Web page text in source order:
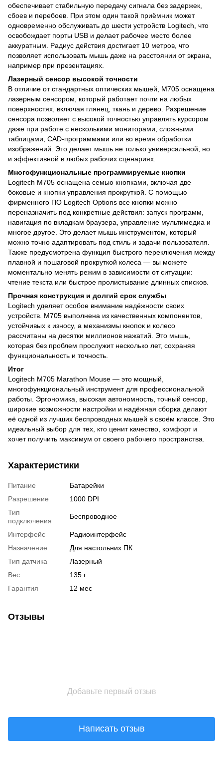
обеспечивает стабильную передачу сигнала без задержек,
сбоев и перебоев. При этом один такой приёмник может
одновременно обслуживать до шести устройств Logitech, что
освобождает порты USB и делает рабочее место более
аккуратным. Радиус действия достигает 10 метров, что
позволяет использовать мышь даже на расстоянии от экрана,
например при презентациях.
Лазерный сенсор высокой точности
В отличие от стандартных оптических мышей, M705 оснащена
лазерным сенсором, который работает почти на любых
поверхностях, включая глянец, ткань и дерево. Разрешение
сенсора позволяет с высокой точностью управлять курсором
даже при работе с несколькими мониторами, сложными
таблицами, CAD-программами или во время обработки
изображений. Это делает мышь не только универсальной, но
и эффективной в любых рабочих сценариях.
Многофункциональные программируемые кнопки
Logitech M705 оснащена семью кнопками, включая две
боковые и кнопки управления прокруткой. С помощью
фирменного ПО Logitech Options все кнопки можно
переназначить под конкретные действия: запуск программ,
навигация по вкладкам браузера, управление мультимедиа и
многое другое. Это делает мышь инструментом, который
можно точно адаптировать под стиль и задачи пользователя.
Также предусмотрена функция быстрого переключения между
плавной и пошаговой прокруткой колеса — вы можете
моментально менять режим в зависимости от ситуации:
чтение текста или быстрое пролистывание длинных списков.
Прочная конструкция и долгий срок службы
Logitech уделяет особое внимание надёжности своих
устройств. M705 выполнена из качественных компонентов,
устойчивых к износу, а механизмы кнопок и колесо
рассчитаны на десятки миллионов нажатий. Это мышь,
которая без проблем прослужит несколько лет, сохраняя
функциональность и точность.
Итог
Logitech M705 Marathon Mouse — это мощный,
многофункциональный инструмент для профессиональной
работы. Эргономика, высокая автономность, точный сенсор,
широкие возможности настройки и надёжная сборка делают
её одной из лучших беспроводных мышей в своём классе. Это
идеальный выбор для тех, кто ценит качество, комфорт и
хочет получить максимум от своего рабочего пространства.
Характеристики
Питание
Батарейки
Разрешение
1000 DPI
Тип
подключения
Беспроводное
Интерфейс
Радиоинтерфейс
Назначение
Для настольних ПК
Тип датчика
Лазерный
Вес
135 г
Гарантия
12 мес
Отзывы
Добавьте первый отзыв
Написать отзыв